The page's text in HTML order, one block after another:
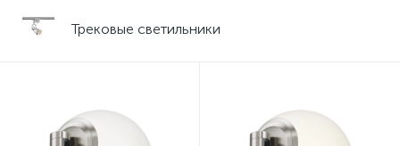
Магнитная трековая система S35
Трековые светильники